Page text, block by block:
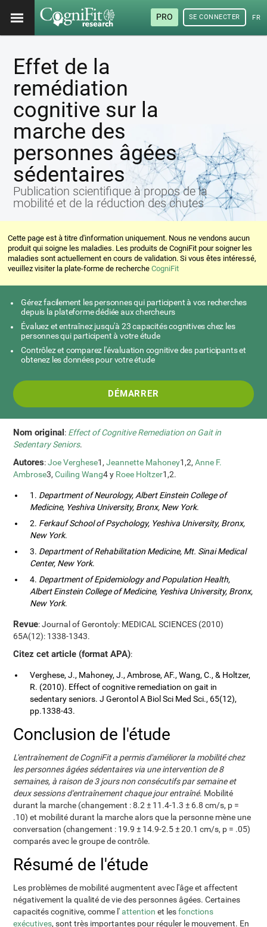
PRO SE CONNECTER
Effet de la
remédiation
cognitive sur la
marche des
personnes âgées
sédentaires
Publication scientifique à propos de la
mobilité et de la réduction des chutes
Cette page est à titre d'information uniquement. Nous ne vendons aucun
produit qui soigne les maladies. Les produits de CogniFit pour soigner les
maladies sont actuellement en cours de validation. Si vous êtes intéressé,
veuillez visiter la plate-forme de rechercheCogniFit
Gérez facilement les personnes qui participent à vos recherches
depuis la plateforme dédiée aux chercheurs
Évaluez et entraînez jusqu'à 23 capacités cognitives chez les
personnes qui participent à votre étude
Contrôlez et comparez l'évaluation cognitive des participants et
obtenez les données pour votre étude
DÉMARRER
Nom original: Effect of Cognitive Remediation on Gait in
Sedentary Seniors.
Autores:Joe Verghese1,Jeannette Mahoney1,2,Anne F.
Ambrose3,Cuiling Wang4 y Roee Holtzer1,2.
1. Department of Neurology, Albert Einstein College of
Medicine, Yeshiva University, Bronx, New York.
2. Ferkauf School of Psychology, Yeshiva University, Bronx,
New York.
3. Department of Rehabilitation Medicine, Mt. Sinai Medical
Center, New York.
4. Department of Epidemiology and Population Health,
Albert Einstein College of Medicine, Yeshiva University, Bronx,
New York.
Revue: Journal of Gerontoly: MEDICAL SCIENCES (2010)
65A(12): 1338-1343.
Citez cet article (format APA):
Verghese, J., Mahoney, J., Ambrose, AF., Wang, C., & Holtzer,
R. (2010). Effect of cognitive remediation on gait in
sedentary seniors. J Gerontol A Biol Sci Med Sci., 65(12),
pp.1338-43.
Conclusion de l'étude
L'entraînement de CogniFit a permis d'améliorer la mobilité chez
les personnes âgées sédentaires via une intervention de 8
semaines, à raison de 3 jours non consécutifs par semaine et
deux sessions d'entraînement chaque jour entraîné. Mobilité
durant la marche (changement : 8.2 ± 11.4-1.3 ± 6.8 cm/s, p =
.10) et mobilité durant la marche alors que la personne mène une
conversation (changement : 19.9 ± 14.9-2.5 ± 20.1 cm/s, p = .05)
comparés avec le groupe de contrôle.
Résumé de l'étude
Les problèmes de mobilité augmentent avec l'âge et affectent
négativement la qualité de vie des personnes âgées. Certaines
capacités cognitive, comme l'attentionet lesfonctions
exécutives, sont très importantes pour réguler le mouvement. En